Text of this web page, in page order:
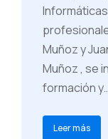
Muñoz y
Muñoz , se
formación
Leer más